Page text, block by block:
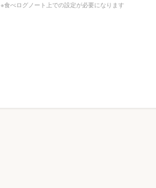
※食べログノート上での設定が必要になります